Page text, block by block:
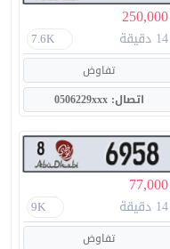
7.6K
تفاوض
اتصال: 0506229xxx
9K
تفاوض